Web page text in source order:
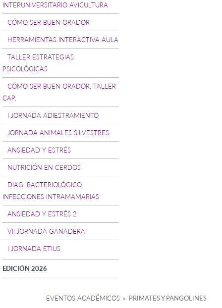
INTERUNIVERSITARIO AVICULTURA
CÓMO SER BUEN ORADOR
HERRAMIENTAS INTERACTIVA AULA
TALLER ESTRATEGIAS
PSICOLÓGICAS
CÓMO SER BUEN ORADOR. TALLER
CAP.
I JORNADA ADIESTRAMIENTO
JORNADA ANIMALES SILVESTRES
ANSIEDAD Y ESTRÉS
NUTRICIÓN EN CERDOS
DIAG. BACTERIOLÓGICO
INFECCIONES INTRAMAMARIAS
ANSIEDAD Y ESTRÉS 2
VII JORNADA GANADERA
I JORNADA ETIUS
EDICIÓN 2026
EVENTOS ACADÉMICOS » PRIMATES Y PANGOLINES